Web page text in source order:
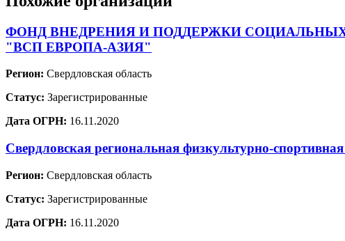
ФОНД ВНЕДРЕНИЯ И ПОДДЕРЖКИ
"ВСП ЕВРОПА-АЗИЯ"
Регион: Свердловская область
Статус: Зарегистрированные
Дата ОГРН: 16.11.2020
Свердловская региональная физкультурно-
Регион: Свердловская область
Статус: Зарегистрированные
Дата ОГРН: 16.11.2020